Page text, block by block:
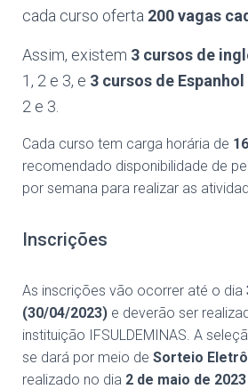
cada curso oferta 200 vagas
Assim, existem 3 cursos de
1, 2 e 3, e 3 cursos de
2 e 3.
Cada curso tem carga horária de
recomendado disponibilidade de
por semana para realizar as
Inscrições
As inscrições vão ocorrer até o dia
(30/04/2023) e deverão ser
instituição IFSULDEMINAS. A
se dará por meio de Sorteio
realizado no dia 2 de maio de